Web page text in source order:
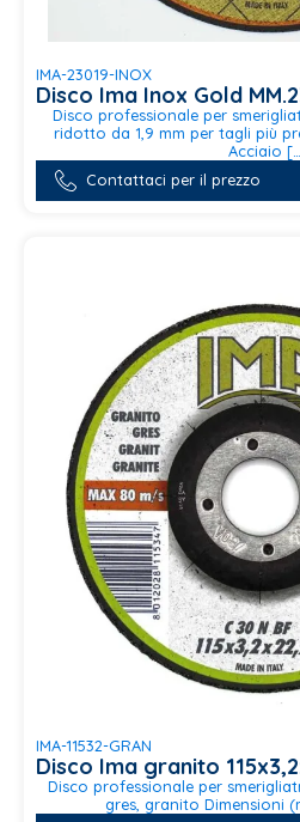
IMA-23019-INOX
Disco Ima Inox Gold
Disco professionale per
ridotto da 1,9 mm per tagli più
Acciaio
Contattaci per il prezzo
IMA-11532-GRAN
Disco Ima granito
Disco professionale per
gres, granito Dimensioni